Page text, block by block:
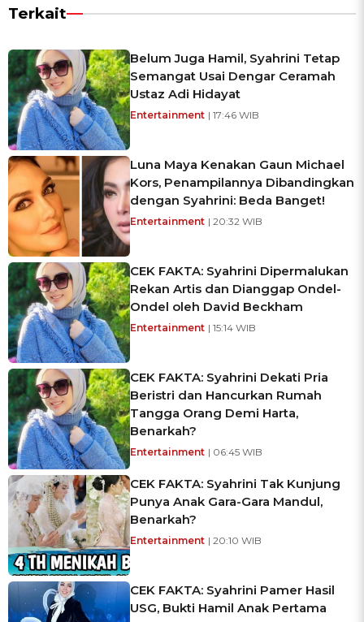
Terkait
Belum Juga Hamil, Syahrini Tetap
Semangat Usai Dengar Ceramah
Ustaz Adi Hidayat
Entertainment | 17:46 WIB
Luna Maya Kenakan Gaun Michael
Kors, Penampilannya Dibandingkan
dengan Syahrini: Beda Banget!
Entertainment | 20:32 WIB
CEK FAKTA: Syahrini Dipermalukan
Rekan Artis dan Dianggap Ondel-
Ondel oleh David Beckham
Entertainment | 15:14 WIB
CEK FAKTA: Syahrini Dekati Pria
Beristri dan Hancurkan Rumah
Tangga Orang Demi Harta,
Benarkah?
Entertainment | 06:45 WIB
CEK FAKTA: Syahrini Tak Kunjung
Punya Anak Gara-Gara Mandul,
Benarkah?
Entertainment | 20:10 WIB
CEK FAKTA: Syahrini Pamer Hasil
USG, Bukti Hamil Anak Pertama